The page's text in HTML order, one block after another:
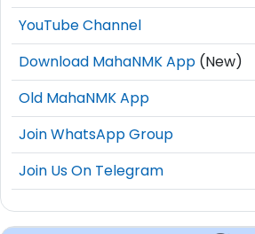
YouTube Channel
Download MahaNMK App (New)
Old MahaNMK App
Join WhatsApp Group
Join Us On Telegram